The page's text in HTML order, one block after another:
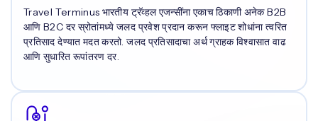
Travel Terminus भारतीय ट्रॅव्हल एजन्सींना एकाच ठिकाणी अनेक B2B
आणि B2C दर स्रोतांमध्ये जलद प्रवेश प्रदान करून फ्लाइट शोधांना त्वरित
प्रतिसाद देण्यात मदत करतो. जलद प्रतिसादाचा अर्थ ग्राहक विश्वासात वाढ
आणि सुधारित रूपांतरण दर.